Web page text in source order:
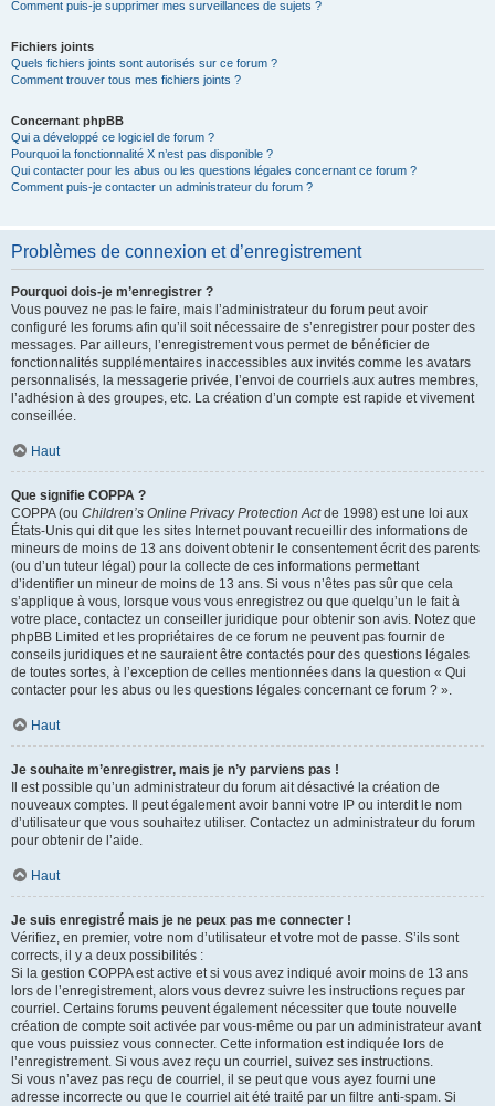
Comment puis-je supprimer mes surveillances de sujets ?
Fichiers joints
Quels fichiers joints sont autorisés sur ce forum ?
Comment trouver tous mes fichiers joints ?
Concernant phpBB
Qui a développé ce logiciel de forum ?
Pourquoi la fonctionnalité X n’est pas disponible ?
Qui contacter pour les abus ou les questions légales concernant ce forum ?
Comment puis-je contacter un administrateur du forum ?
Problèmes de connexion et d’enregistrement
Pourquoi dois-je m’enregistrer ?
Vous pouvez ne pas le faire, mais l’administrateur du forum peut avoir
configuré les forums afin qu’il soit nécessaire de s’enregistrer pour poster des
messages. Par ailleurs, l’enregistrement vous permet de bénéficier de
fonctionnalités supplémentaires inaccessibles aux invités comme les avatars
personnalisés, la messagerie privée, l’envoi de courriels aux autres membres,
l’adhésion à des groupes, etc. La création d’un compte est rapide et vivement
conseillée.
Haut
Que signifie COPPA ?
COPPA (ou Children’s Online Privacy Protection Actde 1998) est une loi aux
États-Unis qui dit que les sites Internet pouvant recueillir des informations de
mineurs de moins de 13 ans doivent obtenir le consentement écrit des parents
(ou d’un tuteur légal) pour la collecte de ces informations permettant
d’identifier un mineur de moins de 13 ans. Si vous n’êtes pas sûr que cela
s’applique à vous, lorsque vous vous enregistrez ou que quelqu’un le fait à
votre place, contactez un conseiller juridique pour obtenir son avis. Notez que
phpBB Limited et les propriétaires de ce forum ne peuvent pas fournir de
conseils juridiques et ne sauraient être contactés pour des questions légales
de toutes sortes, à l’exception de celles mentionnées dans la question « Qui
contacter pour les abus ou les questions légales concernant ce forum ? ».
Haut
Je souhaite m’enregistrer, mais je n’y parviens pas !
Il est possible qu’un administrateur du forum ait désactivé la création de
nouveaux comptes. Il peut également avoir banni votre IP ou interdit le nom
d’utilisateur que vous souhaitez utiliser. Contactez un administrateur du forum
pour obtenir de l’aide.
Haut
Je suis enregistré mais je ne peux pas me connecter !
Vérifiez, en premier, votre nom d’utilisateur et votre mot de passe. S’ils sont
corrects, il y a deux possibilités :
Si la gestion COPPA est active et si vous avez indiqué avoir moins de 13 ans
lors de l’enregistrement, alors vous devrez suivre les instructions reçues par
courriel. Certains forums peuvent également nécessiter que toute nouvelle
création de compte soit activée par vous-même ou par un administrateur avant
que vous puissiez vous connecter. Cette information est indiquée lors de
l’enregistrement. Si vous avez reçu un courriel, suivez ses instructions.
Si vous n’avez pas reçu de courriel, il se peut que vous ayez fourni une
adresse incorrecte ou que le courriel ait été traité par un filtre anti-spam. Si